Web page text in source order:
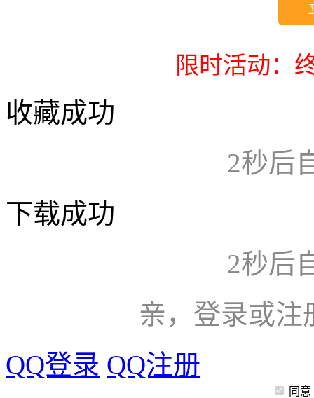
限时活动：
收藏成功
2秒后
下载成功
2秒后
亲，登录或注
QQ登录 QQ注册
同意